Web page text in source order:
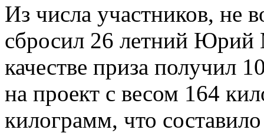
Из числа участников, не
сбросил 26 летний Юрий
качестве приза получил
на проект с весом 164
килограмм, что